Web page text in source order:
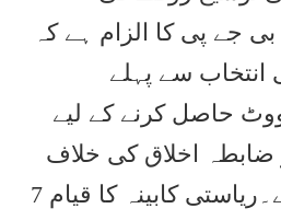
جے پی کا الزام ہے کہ
انتخاب سے پہلے
حاصل کرنے کے لیے
ضابطہ اخلاق کی خلاف
ورزی کے مترادف ہے۔ریاستی کابینہ کا قیام 7